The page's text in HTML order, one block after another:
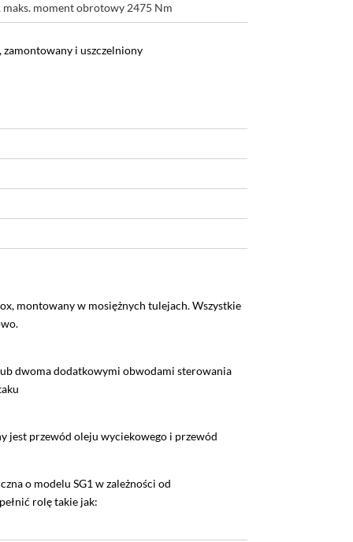
maks. moment obrotowy 2475 Nm
zamontowany i uszczelniony
montowany w mosiężnych tulejach. Wszystkie
dwoma dodatkowymi obwodami sterowania
jest przewód oleju wyciekowego i przewód
o modelu SG1 w zależności od
rolę takie jak: